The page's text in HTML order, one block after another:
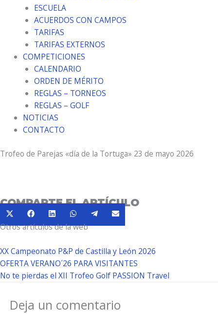
ESCUELA
ACUERDOS CON CAMPOS
TARIFAS
TARIFAS EXTERNOS
COMPETICIONES
CALENDARIO
ORDEN DE MÉRITO
REGLAS – TORNEOS
REGLAS – GOLF
NOTICIAS
CONTACTO
Trofeo de Parejas «día de la Tortuga» 23 de mayo 2026
COMPARTE EL ARTÍCULO
Compartir
en
(Twitter)
Compartir
en
FacebookCompartir
en
LinkedInCompartir
en
WhatsAppCompartir
en
TelegramCompartir
en
Otros artículos de la web
XX Campeonato P&P de Castilla y León 2026
OFERTA VERANO´26 PARA VISITANTES
No te pierdas el XII Trofeo Golf PASSION Travel
Deja un comentario